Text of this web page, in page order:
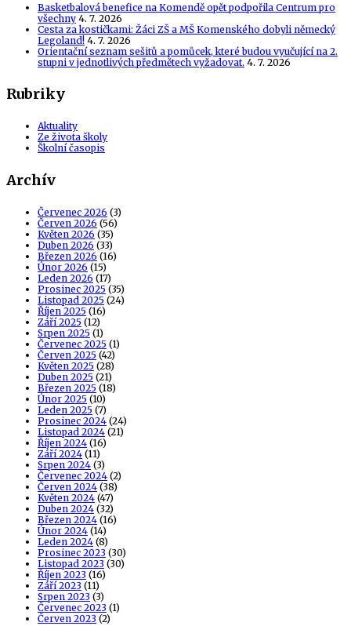
Basketbalová benefice na Komendě opět podpořila Centrum pro
všechny 4. 7. 2026
Cesta za kostičkami: Žáci ZŠ a MŠ Komenského dobyli německý
Legoland! 4. 7. 2026
Orientační seznam sešitů a pomůcek, které budou vyučující na 2.
stupni v jednotlivých předmětech vyžadovat. 4. 7. 2026
Rubriky
Aktuality
Ze života školy
Školní časopis
Archív
Červenec 2026 (3)
Červen 2026 (56)
Květen 2026 (35)
Duben 2026 (33)
Březen 2026 (16)
Únor 2026 (15)
Leden 2026 (17)
Prosinec 2025 (35)
Listopad 2025 (24)
Říjen 2025 (16)
Září 2025 (12)
Srpen 2025 (1)
Červenec 2025 (1)
Červen 2025 (42)
Květen 2025 (28)
Duben 2025 (21)
Březen 2025 (18)
Únor 2025 (10)
Leden 2025 (7)
Prosinec 2024 (24)
Listopad 2024 (21)
Říjen 2024 (16)
Září 2024 (11)
Srpen 2024 (3)
Červenec 2024 (2)
Červen 2024 (38)
Květen 2024 (47)
Duben 2024 (32)
Březen 2024 (16)
Únor 2024 (14)
Leden 2024 (8)
Prosinec 2023 (30)
Listopad 2023 (30)
Říjen 2023 (16)
Září 2023 (11)
Srpen 2023 (3)
Červenec 2023 (1)
Červen 2023 (2)